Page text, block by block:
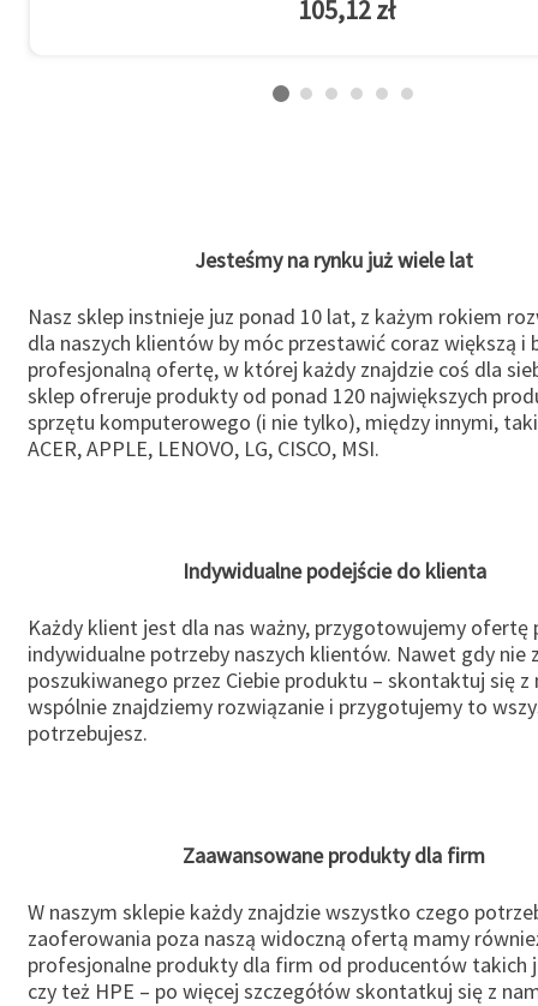
105,12 zł
Jesteśmy na rynku już wiele lat
Nasz sklep instnieje juz ponad 10 lat, z każym rokiem
dla naszych klientów by móc przestawić coraz większą i
profesjonalną ofertę, w której każdy znajdzie coś dla
sklep ofreruje produkty od ponad 120 największych
sprzętu komputerowego (i nie tylko), między innymi,
ACER, APPLE, LENOVO, LG, CISCO, MSI.
Indywidualne podejście do klienta
Każdy klient jest dla nas ważny, przygotowujemy ofertę
indywidualne potrzeby naszych klientów. Nawet gdy nie
poszukiwanego przez Ciebie produktu – skontaktuj się z
wspólnie znajdziemy rozwiązanie i przygotujemy to
potrzebujesz.
Zaawansowane produkty dla firm
W naszym sklepie każdy znajdzie wszystko czego
zaoferowania poza naszą widoczną ofertą mamy
profesjonalne produkty dla firm od producentów takich
czy też HPE – po więcej szczegółów skontatkuj się z